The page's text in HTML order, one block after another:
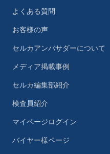
よくある質問
お客様の声
セルカアンバサダーについて
メディア掲載事例
セルカ編集部紹介
検査員紹介
マイページログイン
バイヤー様ページ